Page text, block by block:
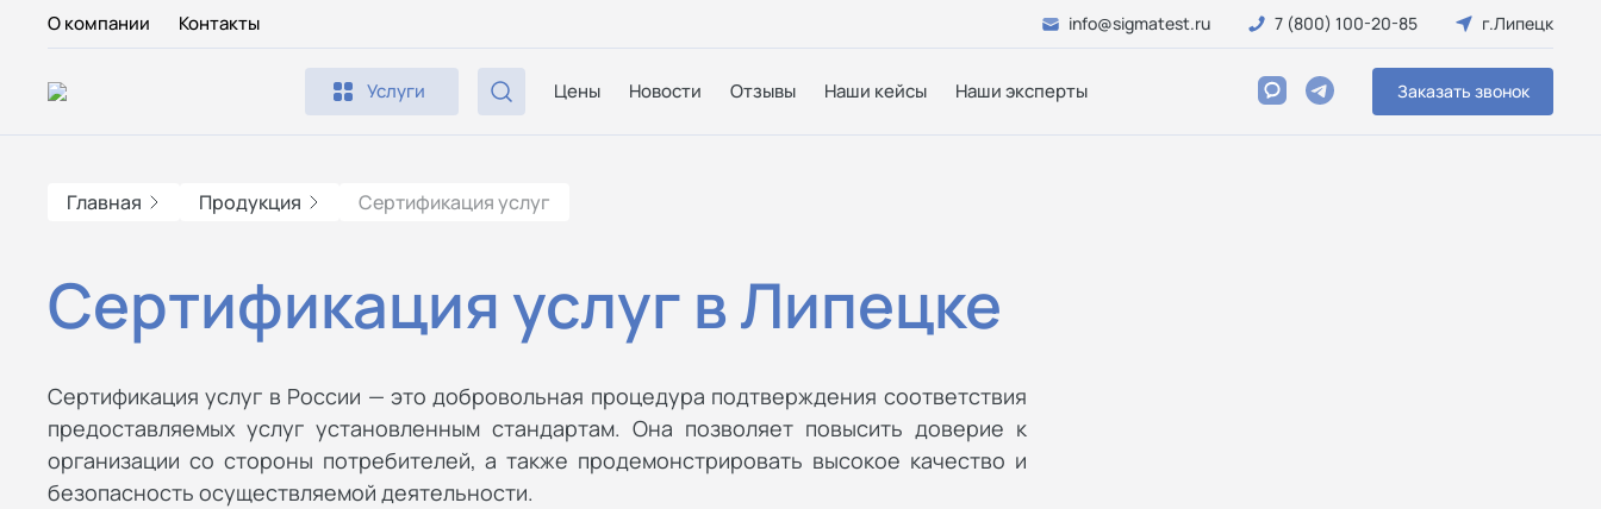
О компании Контакты info@sigmatest.ru 7 (800) 100-20-85 г.Липецк
Услуги Цены Новости Отзывы Наши кейсы Наши эксперты Заказать звонок
Главная Продукция Сертификация услуг
Сертификация услуг в Липецке
Сертификация услуг в России — это добровольная процедура подтверждения соответствия
предоставляемых услуг установленным стандартам. Она позволяет повысить доверие к
организации со стороны потребителей, а также продемонстрировать высокое качество и
безопасность осуществляемой деятельности.